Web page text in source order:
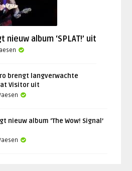
album ‘SPLAT!’ uit
brengt langverwachte
Visitor uit
nieuw album ‘The Wow! Signal’